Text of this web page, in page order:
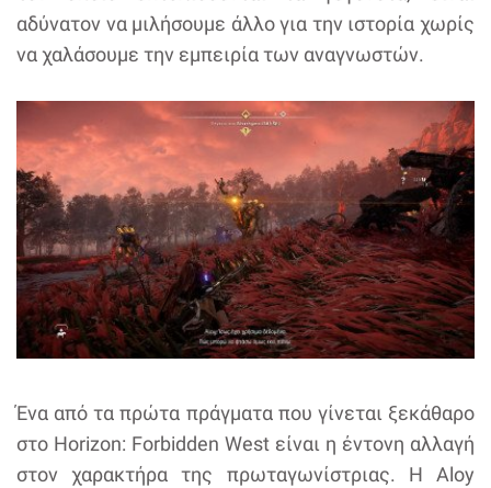
αδύνατον να μιλήσουμε άλλο για την ιστορία χωρίς
να χαλάσουμε την εμπειρία των αναγνωστών.
Ένα από τα πρώτα πράγματα που γίνεται ξεκάθαρο
στο Horizon: Forbidden West είναι η έντονη αλλαγή
στον χαρακτήρα της πρωταγωνίστριας. Η Aloy